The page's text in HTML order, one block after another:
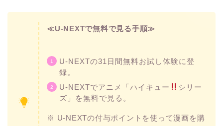
≪U-NEXTで無料で見る手順≫
U-NEXTの31日間無料お試し体験に登
録。
U-NEXTでアニメ「ハイキュー
シリー
ズ」を無料で見る。
※ U-NEXTの付与ポイントを使って漫画を購